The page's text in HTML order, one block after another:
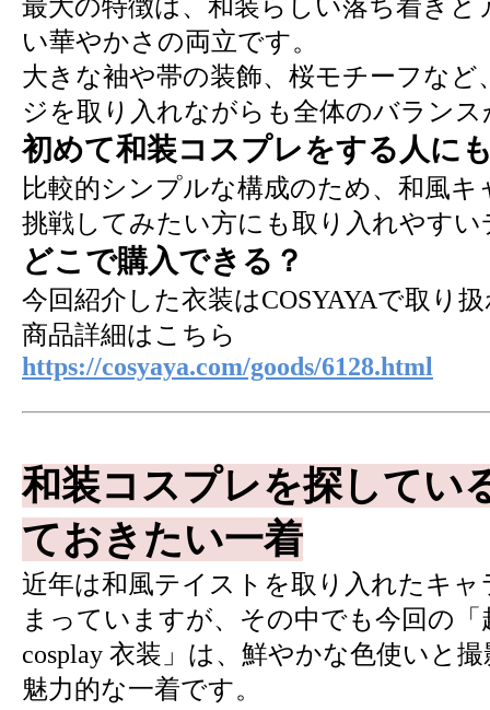
最大の特徴は、和装らしい落ち着き
い華やかさの両立です。
大きな袖や帯の装飾、桜モチーフな
ジを取り入れながらも全体のバラン
初めて和装コスプレをする人に
比較的シンプルな構成のため、和風
挑戦してみたい方にも取り入れやす
どこで購入できる？
今回紹介した衣装はCOSYAYAで取り
商品詳細はこちら
https://cosyaya.com/goods/6128.html
和装コスプレを探してい
ておきたい一着
近年は和風テイストを取り入れたキ
まっていますが、その中でも今回の
cosplay 衣装」は、鮮やかな色使いと
魅力的な一着です。